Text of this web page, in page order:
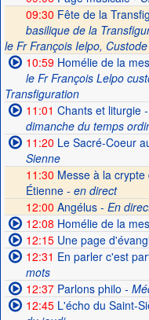
09:30 Fête de la
basilique de la
le Fr François Ielpo,
10:59Homélie de la
le Fr François Lelpo
Transfiguration
11:01 Chants et liturgie-
dimanche du temps
11:20 Le Sacré-Coeur
Sienne
11:30 Messe à la
Étienne - en direct
12:00 Angélus - En
12:08 Homélie de la
12:15Une page
12:31 En parler c'est
mots
12:37Parlons philo -
12:45L'écho du Saint-